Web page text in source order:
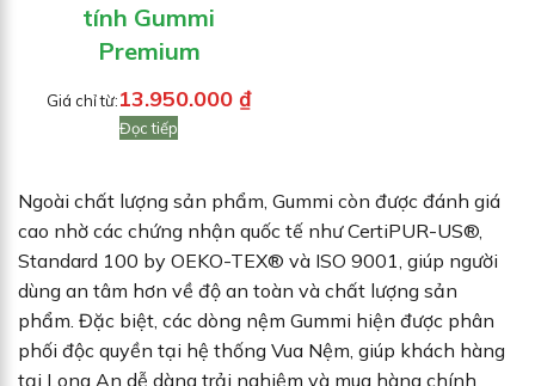
tính Gummi
Premium
Giá chỉ từ:13.950.000 ₫
Đọc tiếp
Ngoài chất lượng sản phẩm, Gummi còn được đánh giá
cao nhờ các chứng nhận quốc tế như CertiPUR-US®,
Standard 100 by OEKO-TEX® và ISO 9001, giúp người
dùng an tâm hơn về độ an toàn và chất lượng sản
phẩm. Đặc biệt, các dòng nệm Gummi hiện được phân
phối độc quyền tại hệ thống Vua Nệm, giúp khách hàng
tại Long An dễ dàng trải nghiệm và mua hàng chính